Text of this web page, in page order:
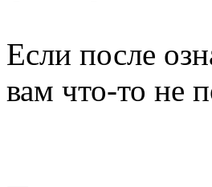
Если после
вам что-то не